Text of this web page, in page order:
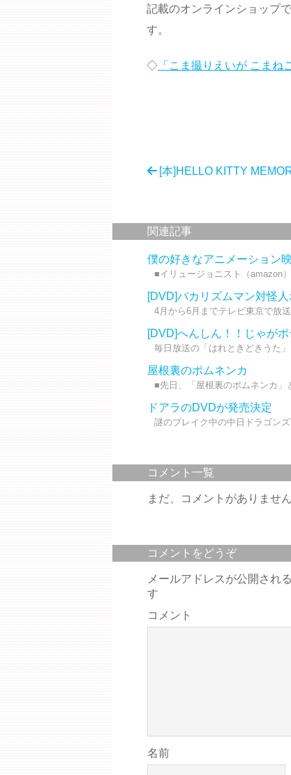
記載のオンラインショップ
す。
◇ 「こま撮りえいが こまね
[本]HELLO KITTY
関連記事
僕の好きなアニメーション
■イリュージョニスト（amazon
[DVD]バカリズムマン対怪
4月から6月までテレビ東京で放
[DVD]へんしん！！じゃが
毎日放送の「はれときどきうた
屋根裏のポムネンカ
■先日、「屋根裏のポムネンカ」
ドアラのDVDが発売決定
謎のブレイク中の中日ドラゴン
コメント一覧
まだ、コメントがありません
コメントをどうぞ
メールアドレスが公開され
す
コメント
名前